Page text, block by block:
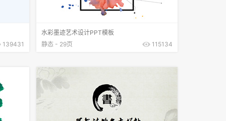
139431
水彩墨迹艺术设计PPT模板
静态 - 29页
115134